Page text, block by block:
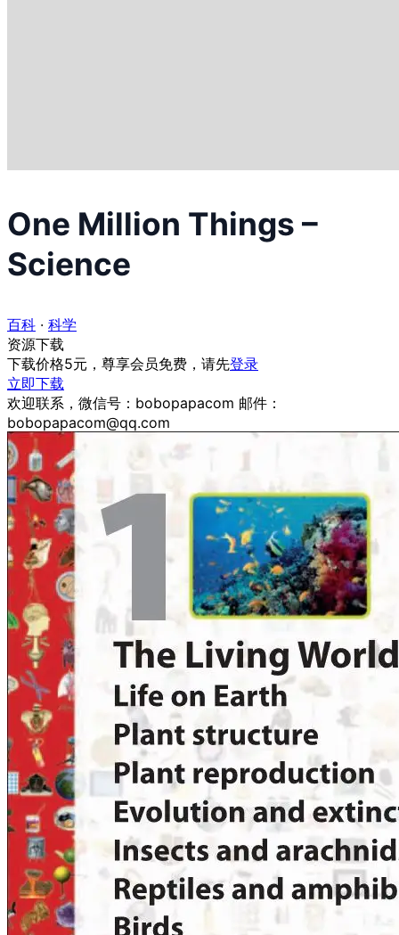
One Million Things –
Science
百科 · 科学
资源下载
下载价格5元，尊享会员免费，请先登录
立即下载
欢迎联系，微信号：bobopapacom 邮件：
bobopapacom@qq.com